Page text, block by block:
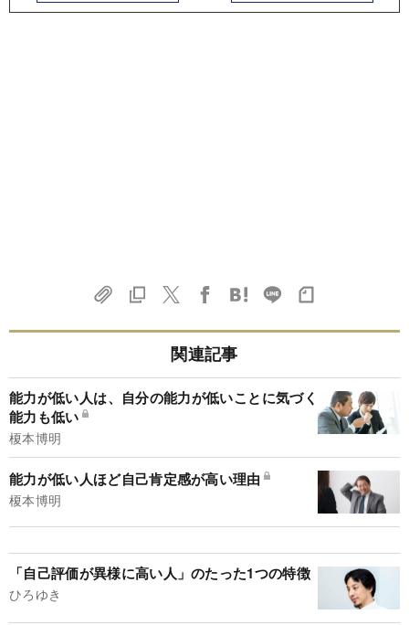
関連記事
能力が低い人は、自分の能力が低いことに気づく
能力も低い
榎本博明
能力が低い人ほど自己肯定感が高い理由
榎本博明
「自己評価が異様に高い人」のたった1つの特徴
ひろゆき